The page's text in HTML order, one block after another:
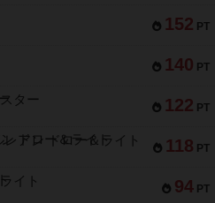
152 PT
140 PT
122 PT
ター
118 PT
アン ドロー＆ライト
94 PT
イト